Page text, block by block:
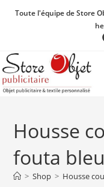
Toute l'équipe de Store
Housse
fouta
> Shop > Housse